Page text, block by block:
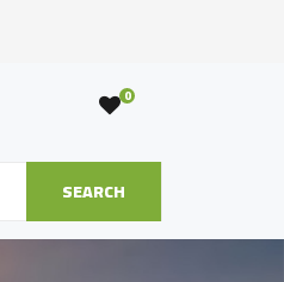
0
SEARCH